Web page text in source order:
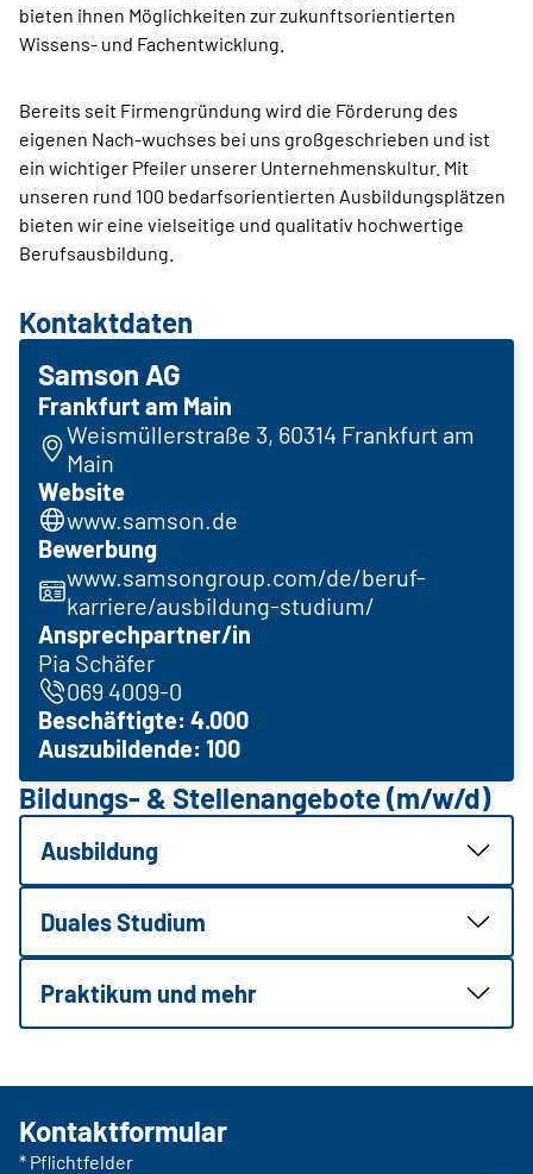
bieten ihnen Möglichkeiten zur zukunftsorientierten
Wissens- und Fachentwicklung.
Bereits seit Firmengründung wird die Förderung des
eigenen Nach-wuchses bei uns großgeschrieben und ist
ein wichtiger Pfeiler unserer Unternehmenskultur. Mit
unseren rund 100 bedarfsorientierten Ausbildungsplätzen
bieten wir eine vielseitige und qualitativ hochwertige
Berufsausbildung.
Kontaktdaten
Samson AG
Frankfurt am Main
Weismüllerstraße 3, 60314 Frankfurt am
Main
Website
www.samson.de
Bewerbung
www.samsongroup.com/de/beruf-
karriere/ausbildung-studium/
Ansprechpartner/in
Pia Schäfer
069 4009-0
Beschäftigte: 4.000
Auszubildende: 100
Bildungs- & Stellenangebote (m/w/d)
Ausbildung
Duales Studium
Praktikum und mehr
Kontaktformular
* Pflichtfelder